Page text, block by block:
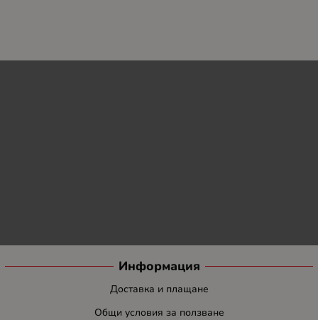
Информация
Доставка и плащане
Общи условия за ползване